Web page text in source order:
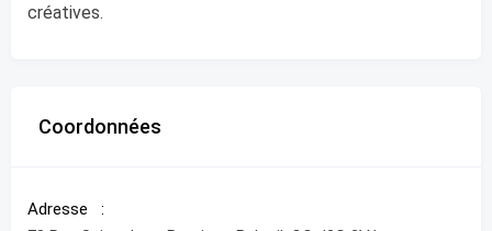
créatives.
Coordonnées
Adresse